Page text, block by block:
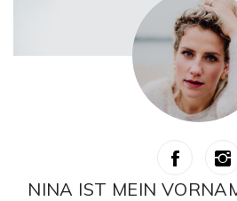
NINA IST MEIN